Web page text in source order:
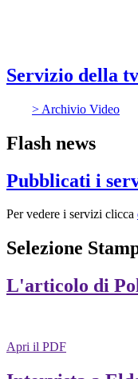
Servizio della
> Archivio Video
Flash news
Pubblicati i
Per vedere i servizi clicca
Selezione
L'articolo di
Apri il PDF